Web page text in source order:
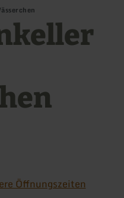
Öffnungszeiten